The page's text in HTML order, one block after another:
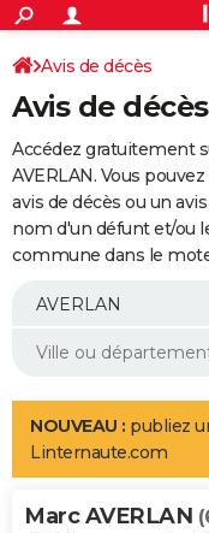
ACTUALITÉS
Politique
Société
Faits Divers
Education
Monde
Villes
+
SPORT
Coupe du monde 2026
Football
Tennis
Cyclisme
Rugby
Forum
Programme TV
TNT
Streaming
Cinéma
Sorties cinéma
Musique
+
FINANCE
Retraite
Epargne
Immobilier
Risques naturels par ville
Banque
Assurance
AUTO
Essais
Réserver un essai
Citadines
Berlines
SUV
Forum auto
+
Mobiles
Meilleur smartphone
Internet
Ordinateurs
Jeux vidéo
Guide high-tech
Aménagement intérieur
LIFESTYLE
Art de vivre
Bien-être
Loisirs
Mode
Modes de vie
Alimentation
Guide de la santé
Maladies
Médicaments
Sommeil
VOYAGE
Avis de décès
Avis de
Accédez gratuitement
AVERLAN. Vous
avis de décès ou un
nom d'un défunt et/ou
commune dans le
NOUVEAU : publiez
Linternaute.com
Marc AVERLAN